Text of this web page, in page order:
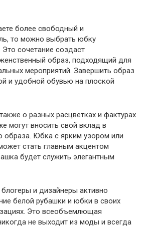
более свободный и
то можно выбрать юбку
сочетание создаст
образ, подходящий для
мероприятий. Завершить образ
и удобной обувью на плоской
о разных расцветках и фактурах
могут вносить свой вклад в
образа. Юбка с ярким узором или
стать главным акцентом
будет служить элегантным
и дизайнеры активно
белой рубашки и юбки в своих
Это всеобъемлющая
не выходит из моды и всегда